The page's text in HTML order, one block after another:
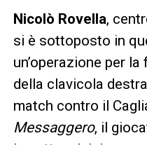
Nicolò Rovella,
si è sottoposto in
un’operazione per
della clavicola
match contro il
Messaggero, il